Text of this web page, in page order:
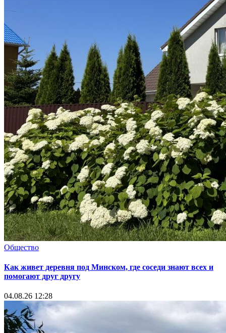
Общество
Как живет деревня под Минском, где соседи знают всех и
помогают друг другу
04.08.26 12:28